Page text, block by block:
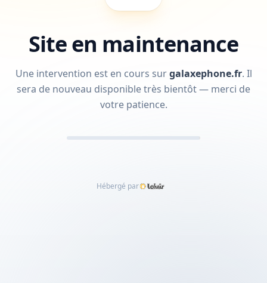
Site en maintenance
Une intervention est en cours surgalaxephone.fr. Il
sera de nouveau disponible très bientôt — merci de
votre patience.
Hébergé par